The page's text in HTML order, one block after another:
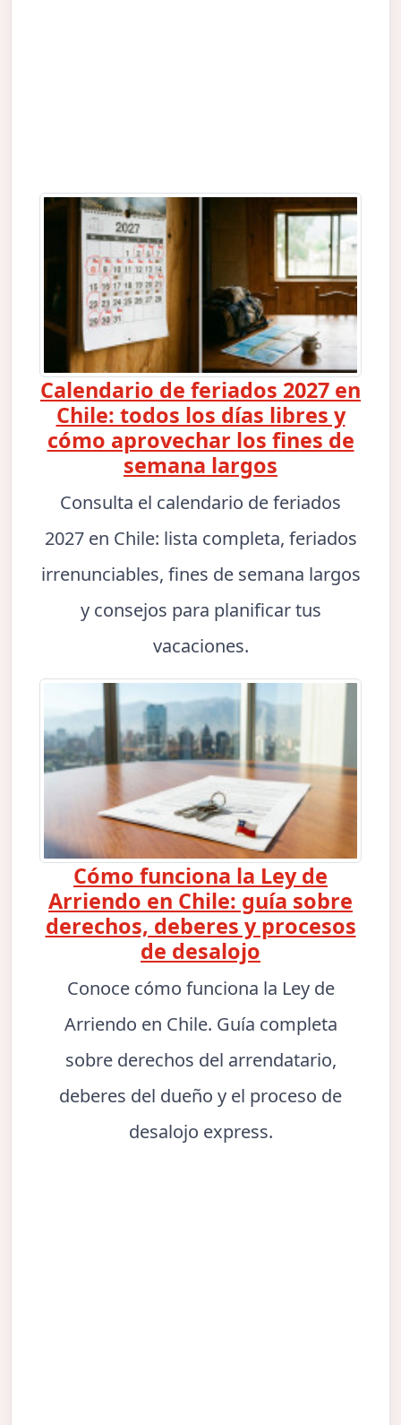
Calendario de feriados 2027 en
Chile: todos los días libres y
cómo aprovechar los fines de
semana largos
Consulta el calendario de feriados
2027 en Chile: lista completa, feriados
irrenunciables, fines de semana largos
y consejos para planificar tus
vacaciones.
Cómo funciona la Ley de
Arriendo en Chile: guía sobre
derechos, deberes y procesos
de desalojo
Conoce cómo funciona la Ley de
Arriendo en Chile. Guía completa
sobre derechos del arrendatario,
deberes del dueño y el proceso de
desalojo express.